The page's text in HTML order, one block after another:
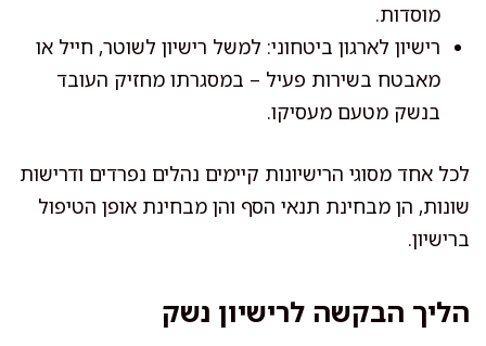
מוסדות.
רישיון לארגון ביטחוני: למשל רישיון לשוטר, חייל או
מאבטח בשירות פעיל – במסגרתו מחזיק העובד
בנשק מטעם מעסיקו.
לכל אחד מסוגי הרישיונות קיימים נהלים נפרדים ודרישות
שונות, הן מבחינת תנאי הסף והן מבחינת אופן הטיפול
ברישיון.
הליך הבקשה לרישיון נשק